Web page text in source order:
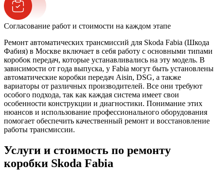
Согласование работ и стоимости на каждом этапе
Ремонт автоматических трансмиссий для Skoda Fabia (Шкода
Фабия) в Москве включает в себя работу с основными типами
коробок передач, которые устанавливались на эту модель. В
зависимости от года выпуска, у Fabia могут быть установлены
автоматические коробки передач Aisin, DSG, а также
вариаторы от различных производителей. Все они требуют
особого подхода, так как каждая система имеет свои
особенности конструкции и диагностики. Понимание этих
нюансов и использование профессионального оборудования
помогает обеспечить качественный ремонт и восстановление
работы трансмиссии.
Услуги и стоимость по ремонту
коробки Skoda Fabia